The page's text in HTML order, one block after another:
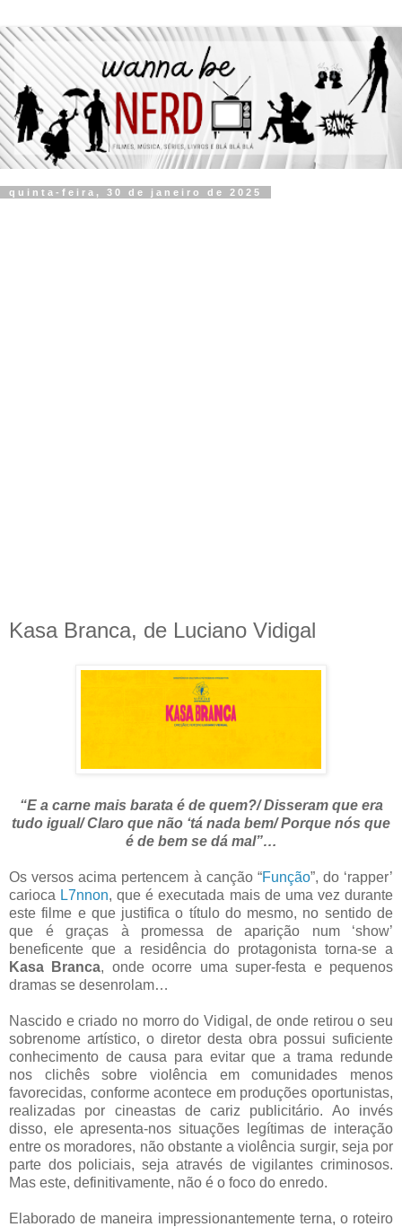
quinta-feira, 30 de janeiro de 2025
Kasa Branca, de Luciano Vidigal
“E a carne mais barata é de quem?/ Disseram que era
tudo igual/ Claro que não ‘tá nada bem/ Porque nós que
é de bem se dá mal”…
Os versos acima pertencem à canção “Função”, do ‘rapper’
carioca L7nnon, que é executada mais de uma vez durante
este filme e que justifica o título do mesmo, no sentido de
que é graças à promessa de aparição num ‘show’
beneficente que a residência do protagonista torna-se a
Kasa Branca, onde ocorre uma super-festa e pequenos
dramas se desenrolam…
Nascido e criado no morro do Vidigal, de onde retirou o seu
sobrenome artístico, o diretor desta obra possui suficiente
conhecimento de causa para evitar que a trama redunde
nos clichês sobre violência em comunidades menos
favorecidas, conforme acontece em produções oportunistas,
realizadas por cineastas de cariz publicitário. Ao invés
disso, ele apresenta-nos situações legítimas de interação
entre os moradores, não obstante a violência surgir, seja por
parte dos policiais, seja através de vigilantes criminosos.
Mas este, definitivamente, não é o foco do enredo.
Elaborado de maneira impressionantemente terna, o roteiro